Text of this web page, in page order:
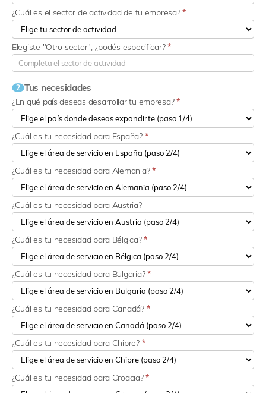
¿Cuál es el sector de actividad de tu empresa?*
Elegiste "Otro sector", ¿podés especificar?*
2 Tus necesidades
¿En qué país deseas desarrollar tu empresa?*
¿Cuál es tu necesidad para España? *
¿Cuál es tu necesidad para Alemania?*
¿Cuál es tu necesidad para Austria?
¿Cuál es tu necesidad para Bélgica?*
¿Cuál es tu necesidad para Bulgaria?*
¿Cuál es tu necesidad para Canadá? *
¿Cuál es tu necesidad para Chipre? *
¿Cuál es tu necesidad para Croacia?*